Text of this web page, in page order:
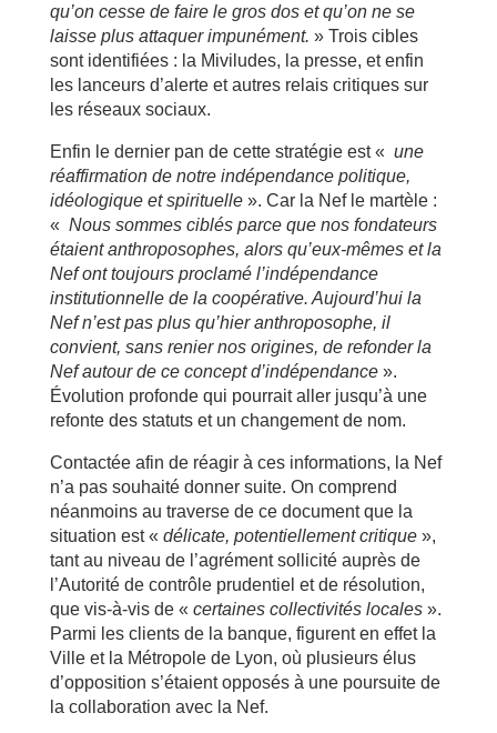
qu’on cesse de faire le gros dos et qu’on ne se
laisse plus attaquer impunément. » Trois cibles
sont identifiées : la Miviludes, la presse, et enfin
les lanceurs d’alerte et autres relais critiques sur
les réseaux sociaux.
Enfin le dernier pan de cette stratégie est « une
réaffirmation de notre indépendance politique,
idéologique et spirituelle». Car la Nef le martèle :
« Nous sommes ciblés parce que nos fondateurs
étaient anthroposophes, alors qu’eux-mêmes et la
Nef ont toujours proclamé l’indépendance
institutionnelle de la coopérative. Aujourd’hui la
Nef n’est pas plus qu’hier anthroposophe, il
convient, sans renier nos origines, de refonder la
Nef autour de ce concept d’indépendance».
Évolution profonde qui pourrait aller jusqu’à une
refonte des statuts et un changement de nom.
Contactée afin de réagir à ces informations, la Nef
n’a pas souhaité donner suite. On comprend
néanmoins au traverse de ce document que la
situation est « délicate, potentiellement critique»,
tant au niveau de l’agrément sollicité auprès de
l’Autorité de contrôle prudentiel et de résolution,
que vis-à-vis de « certaines collectivités locales».
Parmi les clients de la banque, figurent en effet la
Ville et la Métropole de Lyon, où plusieurs élus
d’opposition s’étaient opposés à une poursuite de
la collaboration avec la Nef.